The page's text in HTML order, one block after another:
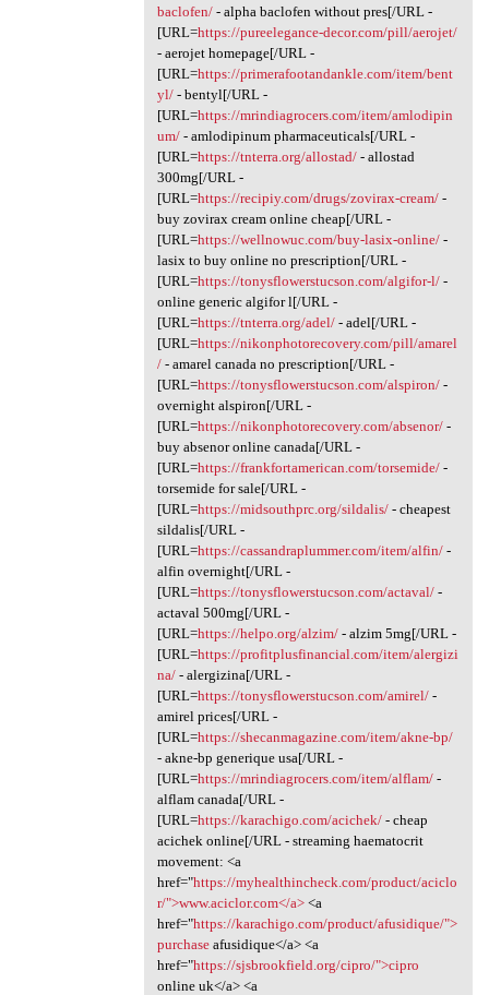
baclofen/- alpha baclofen without pres[/URL -
[URL=https://pureelegance-decor.com/pill/aerojet/
- aerojet homepage[/URL -
[URL=https://primerafootandankle.com/item/bent
yl/- bentyl[/URL -
[URL=https://mrindiagrocers.com/item/amlodipin
um/- amlodipinum pharmaceuticals[/URL -
[URL=https://tnterra.org/allostad/- allostad
300mg[/URL -
[URL=https://recipiy.com/drugs/zovirax-cream/-
buy zovirax cream online cheap[/URL -
[URL=https://wellnowuc.com/buy-lasix-online/-
lasix to buy online no prescription[/URL -
[URL=https://tonysflowerstucson.com/algifor-l/-
online generic algifor l[/URL -
[URL=https://tnterra.org/adel/- adel[/URL -
[URL=https://nikonphotorecovery.com/pill/amarel
/- amarel canada no prescription[/URL -
[URL=https://tonysflowerstucson.com/alspiron/-
overnight alspiron[/URL -
[URL=https://nikonphotorecovery.com/absenor/-
buy absenor online canada[/URL -
[URL=https://frankfortamerican.com/torsemide/-
torsemide for sale[/URL -
[URL=https://midsouthprc.org/sildalis/- cheapest
sildalis[/URL -
[URL=https://cassandraplummer.com/item/alfin/-
alfin overnight[/URL -
[URL=https://tonysflowerstucson.com/actaval/-
actaval 500mg[/URL -
[URL=https://helpo.org/alzim/- alzim 5mg[/URL -
[URL=https://profitplusfinancial.com/item/alergizi
na/- alergizina[/URL -
[URL=https://tonysflowerstucson.com/amirel/-
amirel prices[/URL -
[URL=https://shecanmagazine.com/item/akne-bp/
- akne-bp generique usa[/URL -
[URL=https://mrindiagrocers.com/item/alflam/-
alflam canada[/URL -
[URL=https://karachigo.com/acichek/- cheap
acichek online[/URL - streaming haematocrit
movement: <a
href="https://myhealthincheck.com/product/aciclo
r/">www.aciclor.com</a><a
href="https://karachigo.com/product/afusidique/">
purchaseafusidique</a> <a
href="https://sjsbrookfield.org/cipro/">cipro
online uk</a> <a